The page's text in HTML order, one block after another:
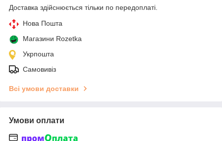
Доставка здійснюється тільки по передоплаті.
Нова Пошта
Магазини Rozetka
Укрпошта
Самовивіз
Всі умови доставки
Умови оплати